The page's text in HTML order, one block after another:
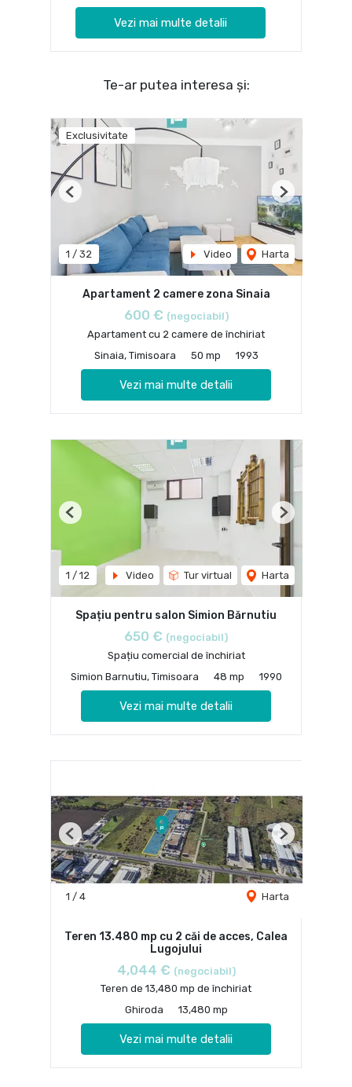
Vezi mai multe detalii
Te-ar putea interesa și:
Exclusivitate
1 / 32 Video Harta
Previous Next
Apartament 2 camere zona Sinaia
600 € (negociabil)
Apartament cu 2 camere de închiriat
Sinaia, Timisoara
50 mp 1993
Vezi mai multe detalii
1 / 12 Video Tur virtual Harta
Previous Next
Spațiu pentru salon Simion Bărnutiu
650 € (negociabil)
Spațiu comercial de închiriat
Simion Barnutiu, Timisoara
48 mp 1990
Vezi mai multe detalii
1 / 4 Harta
Previous Next
Teren 13.480 mp cu 2 căi de acces, Calea
Lugojului
4,044 € (negociabil)
Teren de 13,480 mp de închiriat
Ghiroda
13,480 mp
Vezi mai multe detalii